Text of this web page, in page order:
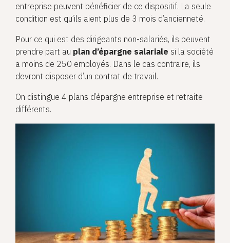
entreprise peuvent bénéficier de ce dispositif. La seule
condition est qu’ils aient plus de 3 mois d’ancienneté.
Pour ce qui est des dirigeants non-salariés, ils peuvent
prendre part au plan d’épargne salariale si la société
a moins de 250 employés. Dans le cas contraire, ils
devront disposer d’un contrat de travail.
On distingue 4 plans d’épargne entreprise et retraite
différents.